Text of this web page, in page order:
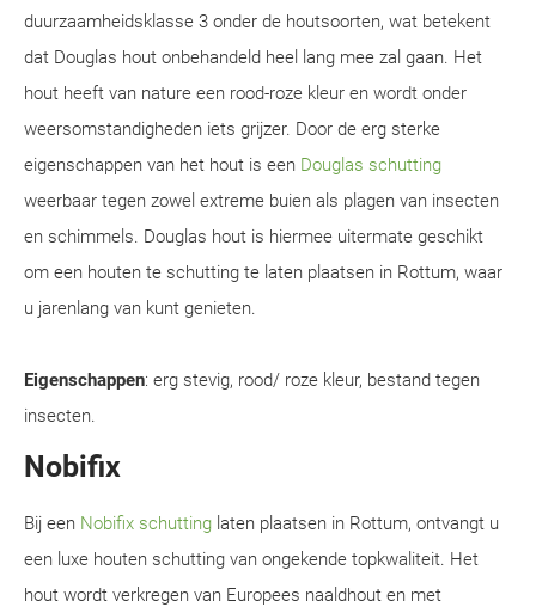
duurzaamheidsklasse 3 onder de houtsoorten, wat betekent
dat Douglas hout onbehandeld heel lang mee zal gaan. Het
hout heeft van nature een rood-roze kleur en wordt onder
weersomstandigheden iets grijzer. Door de erg sterke
eigenschappen van het hout is een Douglas schutting
weerbaar tegen zowel extreme buien als plagen van insecten
en schimmels. Douglas hout is hiermee uitermate geschikt
om een houten te schutting te laten plaatsen in Rottum, waar
u jarenlang van kunt genieten.
Eigenschappen: erg stevig, rood/ roze kleur, bestand tegen
insecten.
Nobifix
Bij een Nobifix schutting laten plaatsen in Rottum, ontvangt u
een luxe houten schutting van ongekende topkwaliteit. Het
hout wordt verkregen van Europees naaldhout en met